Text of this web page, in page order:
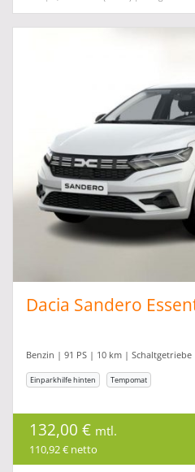
Dacia Sandero
Benzin | 91 PS | 10 km | Schaltgetriebe
Einparkhilfe hinten Tempomat
132,00 € mtl.
110,92 € netto